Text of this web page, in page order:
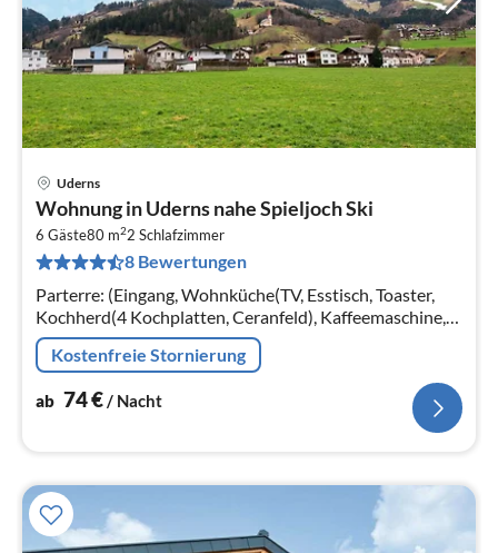
Uderns
Wohnung in Uderns nahe Spieljoch Ski
6 Gäste80 m22 Schlafzimmer
8 Bewertungen
Parterre: (Eingang, Wohnküche(TV, Esstisch, Toaster,
Kochherd(4 Kochplatten, Ceranfeld), Kaffeemaschine,
Backofen, Mikrowelle, Spülmaschine, Kühlschrank,
Tiefkühlschrank)
Kostenfreie Stornierung
ab 74€/ Nacht